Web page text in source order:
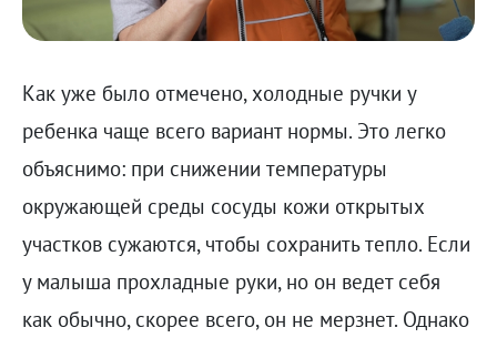
Как уже было отмечено, холодные ручки у
ребенка чаще всего вариант нормы. Это легко
объяснимо: при снижении температуры
окружающей среды сосуды кожи открытых
участков сужаются, чтобы сохранить тепло. Если
у малыша прохладные руки, но он ведет себя
как обычно, скорее всего, он не мерзнет. Однако